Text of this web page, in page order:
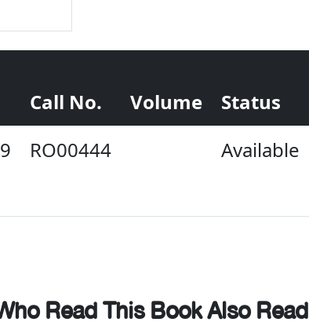
Call No. Volume Status
RO00444 Available
Read This Book Also Read